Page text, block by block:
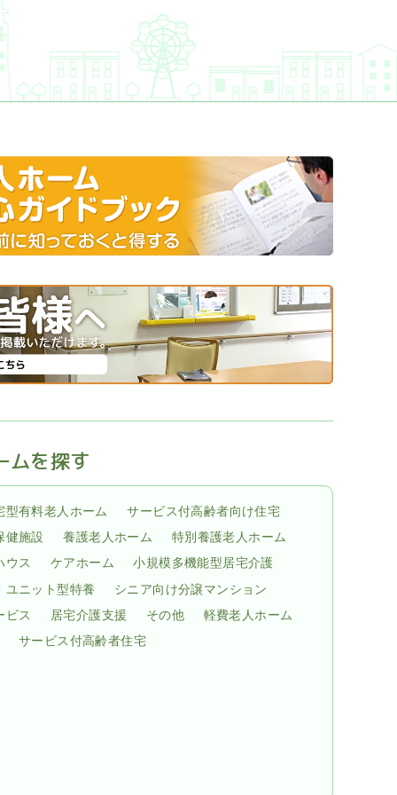
ムを探す
型有料老人ホーム
サービス付高齢者向け住宅
健施設
養護老人ホーム
特別養護老人ホーム
ウス
ケアホーム
小規模多機能型居宅介護
ユニット型特養
シニア向け分譲マンション
ビス
居宅介護支援 その他
軽費老人ホーム
サービス付高齢者住宅